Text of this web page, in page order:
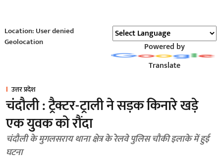
Location: User denied
Geolocation
Powered by
Translate
उत्तर प्रदेश
चंदौली : ट्रैक्टर-ट्राली ने सड़क किनारे खड़े
एक युवक को रौंदा
चंदौली के मुगलसराय थाना क्षेत्र के रेलवे पुलिस चौकी इलाके में हुई
घटना